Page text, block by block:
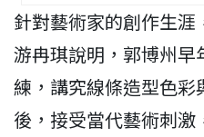
針對藝術家的創作生
游冉琪說明，郭博州
練，講究線條造型色彩
後，接受當代藝術刺